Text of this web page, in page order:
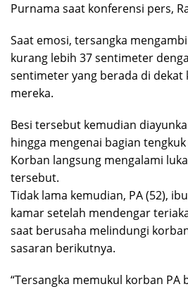
Purnama saat konferensi pers,
Saat emosi, tersangka
kurang lebih 37 sentimeter
sentimeter yang berada di
mereka.
Besi tersebut kemudian
hingga mengenai bagian
Korban langsung mengalami
tersebut.
Tidak lama kemudian, PA (52),
kamar setelah mendengar
saat berusaha melindungi
sasaran berikutnya.
“Tersangka memukul korban PA